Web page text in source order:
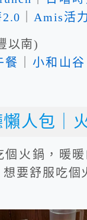
Amis活
以南)
餐
小和山谷
人包｜
個火鍋，暖暖
要舒服吃個